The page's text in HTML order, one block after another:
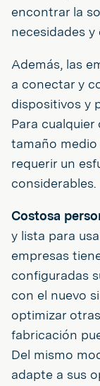
encontrar la
necesidades
Además, las
a conectar y
dispositivos y
Para
tamaño
requerir un
considerables.
Costosa
y lista para
empresas
configuradas
con el nuevo
optimizar
fabricación
Del mismo
adapte a sus